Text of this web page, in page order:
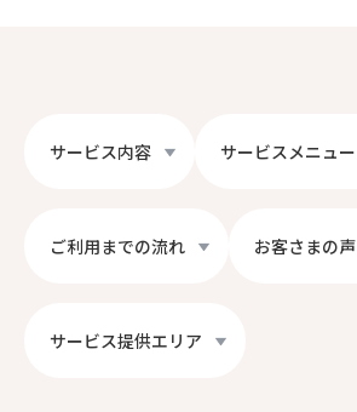
サービス内容 サービスメニュー
ご利用までの流れ お客さまの声
サービス提供エリア